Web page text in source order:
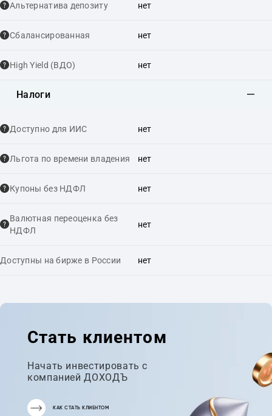
Альтернатива депозиту нет
Сбалансированная нет
High Yield (ВДО) нет
Налоги
Доступно для ИИС нет
Льгота по времени владения нет
Купоны без НДФЛ нет
Валютная переоценка без
НДФЛ
нет
Доступны на бирже в России нет
Стать клиентом
Начать инвестировать с
компанией ДОХОДЪ
КАК СТАТЬ КЛИЕНТОМ